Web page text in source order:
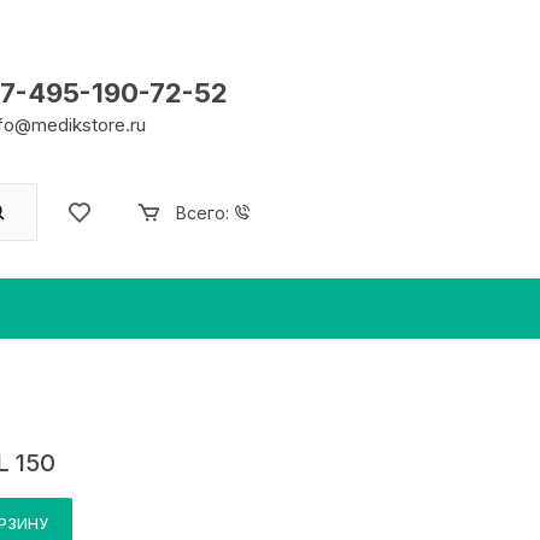
495-190-72-52
Всего:
150